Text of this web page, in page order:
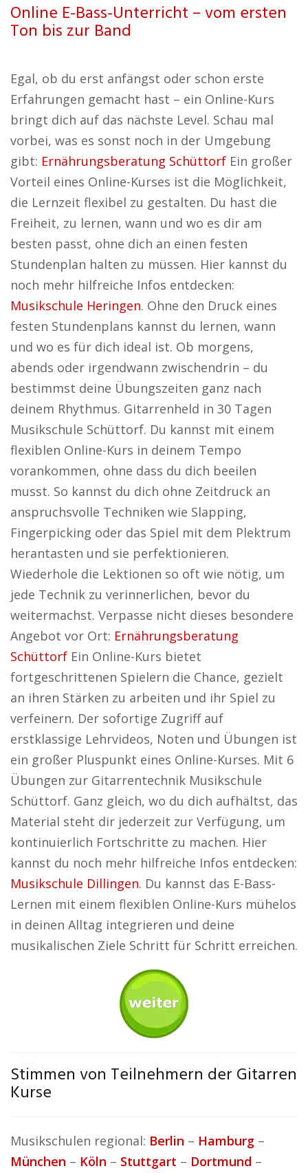
Online E-Bass-Unterricht – vom ersten
Ton bis zur Band
Egal, ob du erst anfängst oder schon erste
Erfahrungen gemacht hast – ein Online-Kurs
bringt dich auf das nächste Level. Schau mal
vorbei, was es sonst noch in der Umgebung
gibt: Ernährungsberatung Schüttorf Ein großer
Vorteil eines Online-Kurses ist die Möglichkeit,
die Lernzeit flexibel zu gestalten. Du hast die
Freiheit, zu lernen, wann und wo es dir am
besten passt, ohne dich an einen festen
Stundenplan halten zu müssen. Hier kannst du
noch mehr hilfreiche Infos entdecken:
Musikschule Heringen. Ohne den Druck eines
festen Stundenplans kannst du lernen, wann
und wo es für dich ideal ist. Ob morgens,
abends oder irgendwann zwischendrin – du
bestimmst deine Übungszeiten ganz nach
deinem Rhythmus. Gitarrenheld in 30 Tagen
Musikschule Schüttorf. Du kannst mit einem
flexiblen Online-Kurs in deinem Tempo
vorankommen, ohne dass du dich beeilen
musst. So kannst du dich ohne Zeitdruck an
anspruchsvolle Techniken wie Slapping,
Fingerpicking oder das Spiel mit dem Plektrum
herantasten und sie perfektionieren.
Wiederhole die Lektionen so oft wie nötig, um
jede Technik zu verinnerlichen, bevor du
weitermachst. Verpasse nicht dieses besondere
Angebot vor Ort: Ernährungsberatung
Schüttorf Ein Online-Kurs bietet
fortgeschrittenen Spielern die Chance, gezielt
an ihren Stärken zu arbeiten und ihr Spiel zu
verfeinern. Der sofortige Zugriff auf
erstklassige Lehrvideos, Noten und Übungen ist
ein großer Pluspunkt eines Online-Kurses. Mit 6
Übungen zur Gitarrentechnik Musikschule
Schüttorf. Ganz gleich, wo du dich aufhältst, das
Material steht dir jederzeit zur Verfügung, um
kontinuierlich Fortschritte zu machen. Hier
kannst du noch mehr hilfreiche Infos entdecken:
Musikschule Dillingen. Du kannst das E-Bass-
Lernen mit einem flexiblen Online-Kurs mühelos
in deinen Alltag integrieren und deine
musikalischen Ziele Schritt für Schritt erreichen.
Stimmen von Teilnehmern der Gitarren
Kurse
Musikschulen regional: Berlin – Hamburg –
München – Köln – Stuttgart – Dortmund –